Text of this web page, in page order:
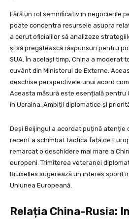
Fără un rol semnificativ în negocierile
poate concentra resursele asupra
a cerut oficialilor să analizeze
și să pregătească răspunsuri pentru
SUA. În același timp, China a moderat
cuvânt din Ministerul de Externe.
deschise perspectivele unui acord
Aceasta măsură este esențială pentru
în Ucraina: Ambiții diplomatice și
Deși Beijingul a acordat puțină atenție
recent a schimbat tactica față de
remarcat o deschidere mai mare a
europeni. Trimiterea veteranei
Bruxelles sugerează un interes sporit
Uniunea Europeană.
Relația China-Rusia: